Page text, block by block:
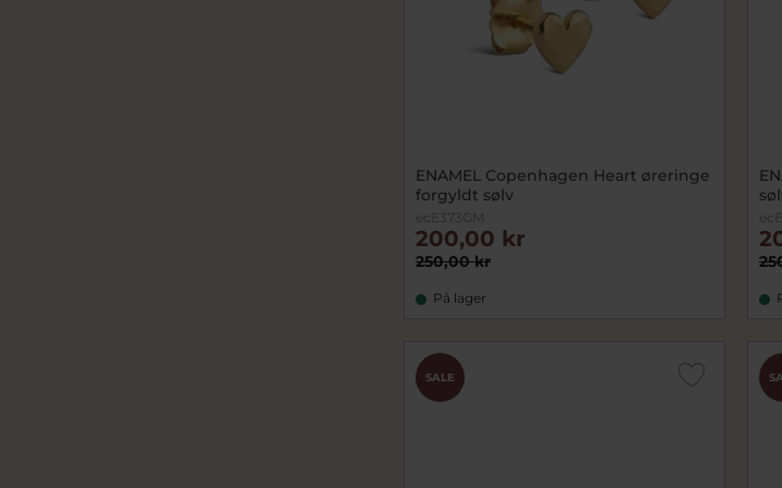
ENAMEL Copenhagen Heart øreringe
forgyldt sølv
ecE373GM
250,00 kr
200,00 kr
På lager
SALE